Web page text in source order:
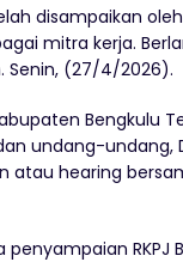
disampaikan
mitra kerja.
Senin, (27/4/2026).
Bengkulu
undang-undang,
hearing
RKPJ